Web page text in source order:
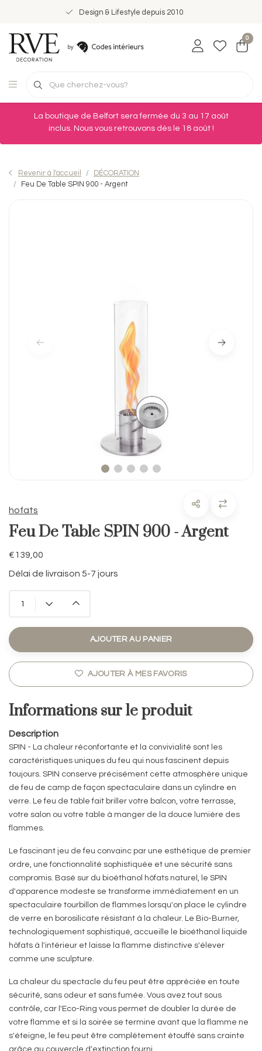
Design & Lifestyle depuis 2010
0
La boutique de Belfort sera fermée du 3 au 17 août
inclus. Nous vous retrouvons dès le 18 août !
Revenir à l'accueil
DÉCORATION
Feu De Table SPIN 900 - Argent
hofats
Feu De Table SPIN 900 - Argent
€139,00
Délai de livraison 5-7 jours
AJOUTER AU PANIER
AJOUTER À MES FAVORIS
Informations sur le produit
Description
SPIN - La chaleur réconfortante et la convivialité sont les
caractéristiques uniques du feu qui nous fascinent depuis
toujours. SPIN conserve précisément cette atmosphère unique
de feu de camp de façon spectaculaire dans un cylindre en
verre. Le feu de table fait briller votre balcon, votre terrasse,
votre salon ou votre table à manger de la douce lumière des
flammes.
Le fascinant jeu de feu convainc par une esthétique de premier
ordre, une fonctionnalité sophistiquée et une sécurité sans
compromis. Basé sur du bioéthanol höfats naturel, le SPIN
d'apparence modeste se transforme immédiatement en un
spectaculaire tourbillon de flammes lorsqu'on place le cylindre
de verre en borosilicate résistant à la chaleur. Le Bio-Burner,
technologiquement sophistiqué, accueille le bioéthanol liquide
höfats à l'intérieur et laisse la flamme distinctive s'élever
comme une sculpture.
La chaleur du spectacle du feu peut être appréciée en toute
sécurité, sans odeur et sans fumée. Vous avez tout sous
contrôle, car l'Eco-Ring vous permet de doubler la durée de
votre flamme et si la soirée se termine avant que la flamme ne
s'éteigne, le feu peut être complètement étouffé sans crainte